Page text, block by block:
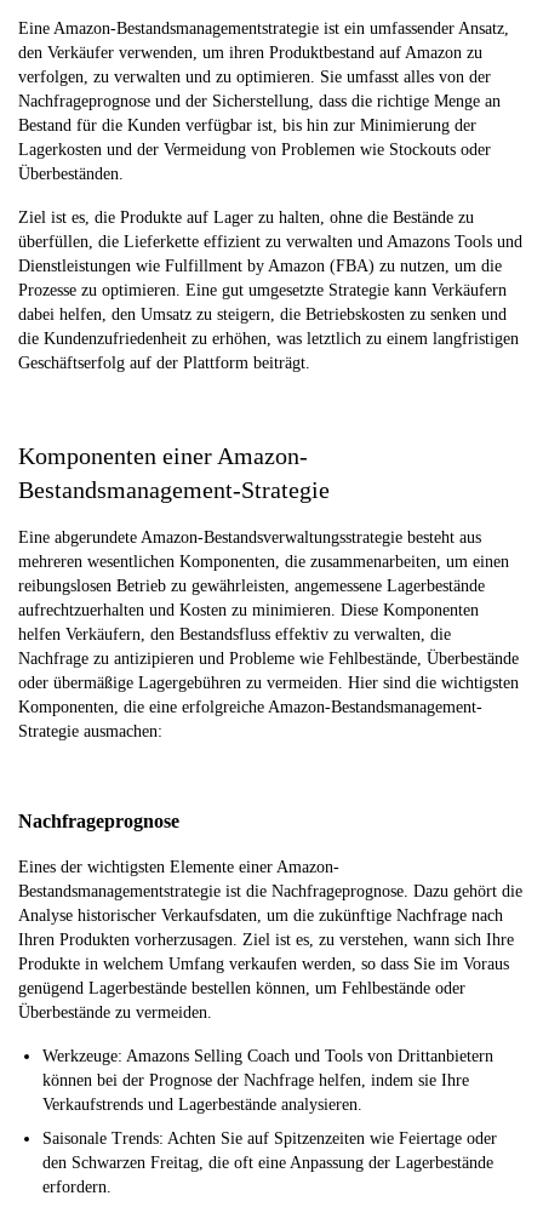
Eine Amazon-Bestandsmanagementstrategie ist ein umfassender Ansatz,
den Verkäufer verwenden, um ihren Produktbestand auf Amazon zu
verfolgen, zu verwalten und zu optimieren. Sie umfasst alles von der
Nachfrageprognose und der Sicherstellung, dass die richtige Menge an
Bestand für die Kunden verfügbar ist, bis hin zur Minimierung der
Lagerkosten und der Vermeidung von Problemen wie Stockouts oder
Überbeständen.
Ziel ist es, die Produkte auf Lager zu halten, ohne die Bestände zu
überfüllen, die Lieferkette effizient zu verwalten und Amazons Tools und
Dienstleistungen wie Fulfillment by Amazon (FBA) zu nutzen, um die
Prozesse zu optimieren. Eine gut umgesetzte Strategie kann Verkäufern
dabei helfen, den Umsatz zu steigern, die Betriebskosten zu senken und
die Kundenzufriedenheit zu erhöhen, was letztlich zu einem langfristigen
Geschäftserfolg auf der Plattform beiträgt.
Komponenten einer Amazon-
Bestandsmanagement-Strategie
Eine abgerundete Amazon-Bestandsverwaltungsstrategie besteht aus
mehreren wesentlichen Komponenten, die zusammenarbeiten, um einen
reibungslosen Betrieb zu gewährleisten, angemessene Lagerbestände
aufrechtzuerhalten und Kosten zu minimieren. Diese Komponenten
helfen Verkäufern, den Bestandsfluss effektiv zu verwalten, die
Nachfrage zu antizipieren und Probleme wie Fehlbestände, Überbestände
oder übermäßige Lagergebühren zu vermeiden. Hier sind die wichtigsten
Komponenten, die eine erfolgreiche Amazon-Bestandsmanagement-
Strategie ausmachen:
Nachfrageprognose
Eines der wichtigsten Elemente einer Amazon-
Bestandsmanagementstrategie ist die Nachfrageprognose. Dazu gehört die
Analyse historischer Verkaufsdaten, um die zukünftige Nachfrage nach
Ihren Produkten vorherzusagen. Ziel ist es, zu verstehen, wann sich Ihre
Produkte in welchem Umfang verkaufen werden, so dass Sie im Voraus
genügend Lagerbestände bestellen können, um Fehlbestände oder
Überbestände zu vermeiden.
Werkzeuge: Amazons Selling Coach und Tools von Drittanbietern
können bei der Prognose der Nachfrage helfen, indem sie Ihre
Verkaufstrends und Lagerbestände analysieren.
Saisonale Trends: Achten Sie auf Spitzenzeiten wie Feiertage oder
den Schwarzen Freitag, die oft eine Anpassung der Lagerbestände
erfordern.